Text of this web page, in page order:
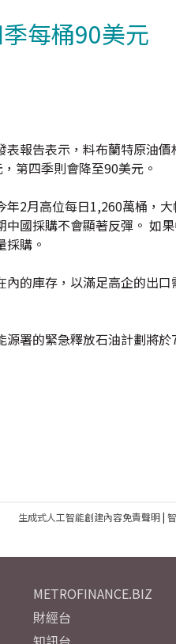
每桶90美元
報告表示，料布蘭特原油
第四季則會降至90美元。
2月高位每日1,260萬桶，
國採購不會顯著反彈。 如
購。
的庫存，以滿足高企的出
署的緊急釋放石油計劃將
生成式人工智能創建內容免責聲明|
METROFINANCE.BIZ
財經台